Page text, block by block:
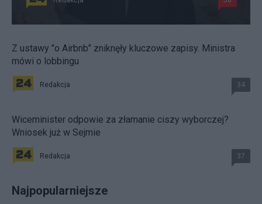
Z ustawy "o Airbnb" zniknęły kluczowe zapisy. Ministra
mówi o lobbingu
Redakcja 34
Wiceminister odpowie za złamanie ciszy wyborczej?
Wniosek już w Sejmie
Redakcja 37
Najpopularniejsze